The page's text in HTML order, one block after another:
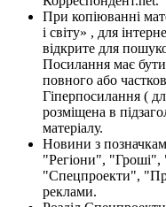
При копіюванні
і світу» , для
відкрите для
Посилання має бути
повного або
Гіперпосилання (
розміщена в
матеріалу.
Новини з
"Регіони",
"Спецпроекти",
реклами.